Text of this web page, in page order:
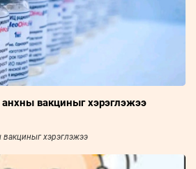
вакциныг хэрэглэжээ
хэрэглэжээ